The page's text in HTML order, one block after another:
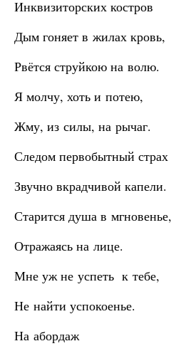
Инквизиторских костров
Дым гоняет в жилах кровь,
Рвётся струйкою на волю.
Я молчу, хоть и потею,
Жму, из силы, на рычаг.
Следом первобытный страх
Звучно вкрадчивой капели.
Старится душа в мгновенье,
Отражаясь на лице.
Мне уж не успеть к тебе,
Не найти успокоенье.
На абордаж